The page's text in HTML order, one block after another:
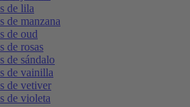
de lila
de manzana
de oud
de rosas
de sándalo
de vainilla
de vetiver
de violeta